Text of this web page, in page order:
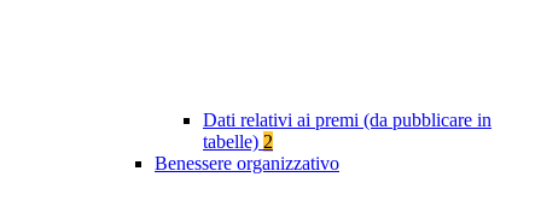
Dati relativi ai premi (da pubblicare in
tabelle) 2
Benessere organizzativo